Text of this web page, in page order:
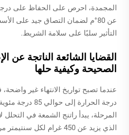
المجمدة، احرص على الحفاظ على
عن 80°م لضمان التصاق جيد على
التأثير سلبًا على سلامة الشريط.
القضايا الشائعة الناتجة عن
الصحيحة وكيفية حلها
عندما تصبح تواريخ الانتهاء غير واضحة،
درجة الحرارة إلى
المرحلة، يبدأ راتنج الشمعة في التحلل
الذي يزيد عن 450 غرام لكل